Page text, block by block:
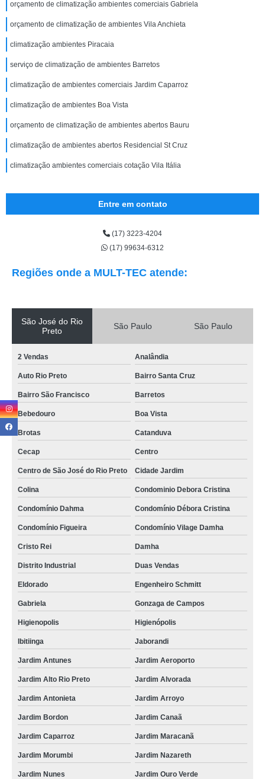
orçamento de climatização ambientes comerciais Gabriela
orçamento de climatização de ambientes Vila Anchieta
climatização ambientes Piracaia
serviço de climatização de ambientes Barretos
climatização de ambientes comerciais Jardim Caparroz
climatização de ambientes Boa Vista
orçamento de climatização de ambientes abertos Bauru
climatização de ambientes abertos Residencial St Cruz
climatização ambientes comerciais cotação Vila Itália
Entre em contato
(17) 3223-4204
(17) 99634-6312
Regiões onde a MULT-TEC atende:
São José do Rio
Preto
São Paulo São Paulo
2 Vendas Analândia
Auto Rio Preto Bairro Santa Cruz
Bairro São Francisco Barretos
Bebedouro Boa Vista
Brotas Catanduva
Cecap Centro
Centro de São José do Rio Preto Cidade Jardim
Colina Condominio Debora Cristina
Condomínio Dahma Condomínio Débora Cristina
Condomínio Figueira Condomínio Vilage Damha
Cristo Rei Damha
Distrito Industrial Duas Vendas
Eldorado Engenheiro Schmitt
Gabriela Gonzaga de Campos
Higienopolis Higienópolis
Ibitiinga Jaborandi
Jardim Antunes Jardim Aeroporto
Jardim Alto Rio Preto Jardim Alvorada
Jardim Antonieta Jardim Arroyo
Jardim Bordon Jardim Canaã
Jardim Caparroz Jardim Maracanã
Jardim Morumbi Jardim Nazareth
Jardim Nunes Jardim Ouro Verde